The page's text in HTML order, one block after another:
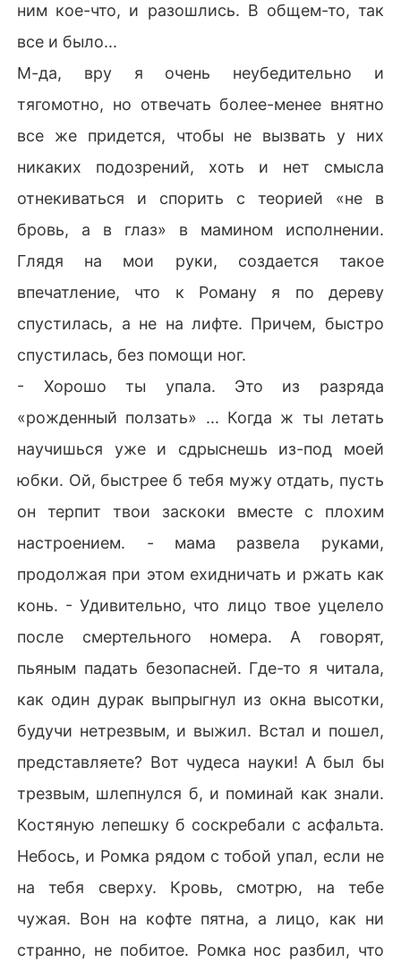
ним кое-что, и разошлись. В общем-то, так
все и было...
М-да, вру я очень неубедительно и
тягомотно, но отвечать более-менее внятно
все же придется, чтобы не вызвать у них
никаких подозрений, хоть и нет смысла
отнекиваться и спорить с теорией «не в
бровь, а в глаз» в мамином исполнении.
Глядя на мои руки, создается такое
впечатление, что к Роману я по дереву
спустилась, а не на лифте. Причем, быстро
спустилась, без помощи ног.
- Хорошо ты упала. Это из разряда
«рожденный ползать» ... Когда ж ты летать
научишься уже и сдрыснешь из-под моей
юбки. Ой, быстрее б тебя мужу отдать, пусть
он терпит твои заскоки вместе с плохим
настроением. - мама развела руками,
продолжая при этом ехидничать и ржать как
конь. - Удивительно, что лицо твое уцелело
после смертельного номера. А говорят,
пьяным падать безопасней. Где-то я читала,
как один дурак выпрыгнул из окна высотки,
будучи нетрезвым, и выжил. Встал и пошел,
представляете? Вот чудеса науки! А был бы
трезвым, шлепнулся б, и поминай как знали.
Костяную лепешку б соскребали с асфальта.
Небось, и Ромка рядом с тобой упал, если не
на тебя сверху. Кровь, смотрю, на тебе
чужая. Вон на кофте пятна, а лицо, как ни
странно, не побитое. Ромка нос разбил, что